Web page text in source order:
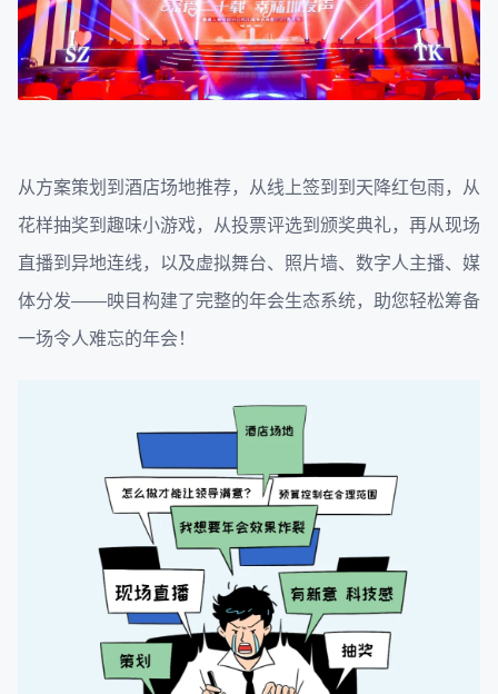
从方案策划到酒店场地推荐，从线上签到到天降红包雨，从
花样抽奖到趣味小游戏，从投票评选到颁奖典礼，再从现场
直播到异地连线，以及虚拟舞台、照片墙、数字人主播、媒
体分发——映目构建了完整的年会生态系统，助您轻松筹备
一场令人难忘的年会！